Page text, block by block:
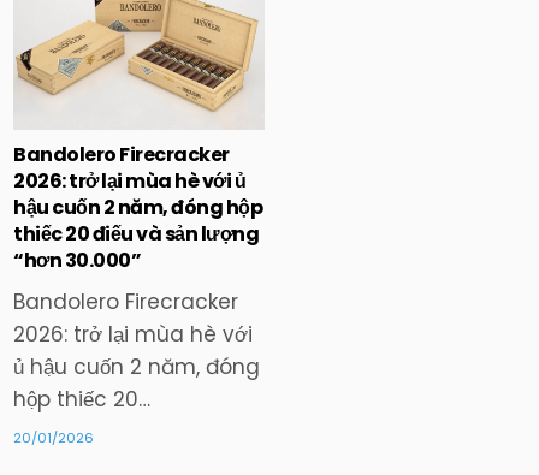
Posted
in
Bandolero Firecracker
2026: trở lại mùa hè với ủ
hậu cuốn 2 năm, đóng hộp
thiếc 20 điếu và sản lượng
“hơn 30.000”
Bandolero Firecracker
2026: trở lại mùa hè với
ủ hậu cuốn 2 năm, đóng
hộp thiếc 20…
20/01/2026